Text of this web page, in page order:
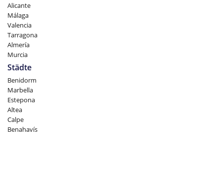
Alicante
Málaga
Valencia
Tarragona
Almería
Murcia
Städte
Benidorm
Marbella
Estepona
Altea
Calpe
Benahavís